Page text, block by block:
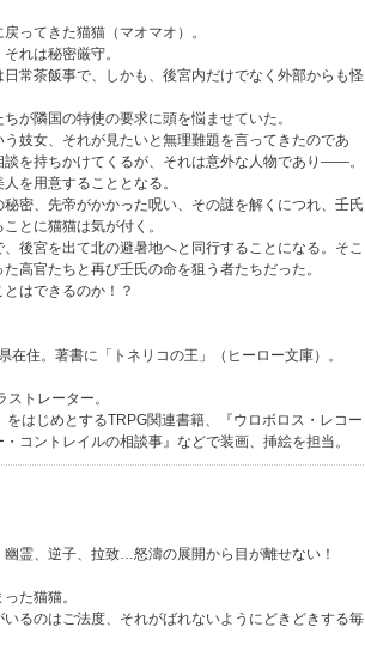
ってきた猫猫（マオマオ）。
れは秘密厳守。
常茶飯事で、しかも、後宮内だけでなく外部からも怪
が隣国の特使の要求に頭を悩ませていた。
妓女、それが見たいと無理難題を言ってきたのであ
を持ちかけてくるが、それは意外な人物であり――。
を用意することとなる。
密、先帝がかかった呪い、その謎を解くにつれ、壬氏
とに猫猫は気が付く。
後宮を出て北の避暑地へと同行することになる。そこ
高官たちと再び壬氏の命を狙う者たちだった。
はできるのか！？
在住。著書に「トネリコの王」（ヒーロー文庫）。
トレーター。
をはじめとするTRPG関連書籍、『ウロボロス・レコー
コントレイルの相談事』などで装画、挿絵を担当。
霊、逆子、拉致…怒濤の展開から目が離せない！
た猫猫。
るのはご法度、それがばれないようにどきどきする毎